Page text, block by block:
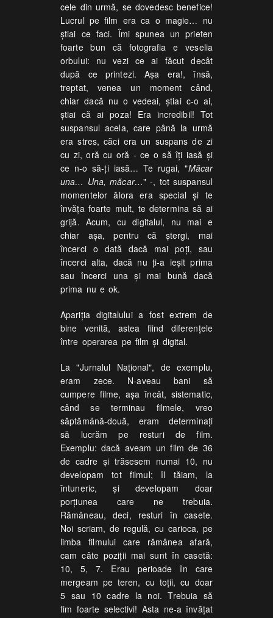
cele din urmă, se dovedesc benefice!
Lucrul pe film era ca o magie… nu
știai ce faci. Îmi spunea un prieten
foarte bun că fotografia e veselia
orbului: nu vezi ce ai făcut decât
după ce printezi. Așa era!, însă,
treptat, venea un moment când,
chiar dacă nu o vedeai, știai c-o ai,
știai că ai poza! Era incredibil! Tot
suspansul acela, care până la urmă
era stres, căci era un suspans de zi
cu zi, oră cu oră - ce o să îți iasă și
ce n-o să-ți iasă… Te rugai, "Măcar
una… Una, măcar…" -, tot suspansul
momentelor ălora era special și te
învăța foarte mult, te determina să ai
grijă. Acum, cu digitalul, nu mai e
chiar așa, pentru că ștergi, mai
încerci o dată dacă mai poți, sau
încerci alta, dacă nu ți-a ieșit prima
sau încerci una și mai bună dacă
prima nu e ok.
Apariția digitalului a fost extrem de
bine venită, astea fiind diferențele
între operarea pe film și digital.
La "Jurnalul Național", de exemplu,
eram zece. N-aveau bani să
cumpere filme, aşa încât, sistematic,
când se terminau filmele, vreo
săptămână-două, eram determinați
să lucrăm pe resturi de film.
Exemplu: dacă aveam un film de 36
de cadre și trăsesem numai 10, nu
developam tot filmul; îl tăiam, la
întuneric, şi developam doar
porțiunea care ne trebuia.
Rămâneau, deci, resturi în casete.
Noi scriam, de regulă, cu carioca, pe
limba filmului care rămânea afară,
cam câte poziții mai sunt în casetă:
10, 5, 7. Erau perioade în care
mergeam pe teren, cu toții, cu doar
5 sau 10 cadre la noi. Trebuia să
fim foarte selectivi! Asta ne-a învățat